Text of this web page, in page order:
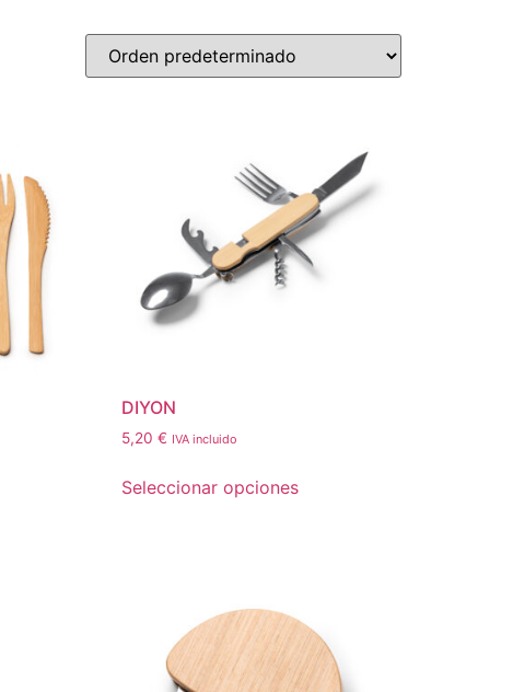
DIYON
5,20€ IVA incluido
Seleccionar opciones